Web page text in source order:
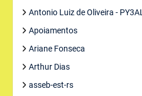
Antonio Luiz de Oliveira - PY3AL
Apoiamentos
Ariane Fonseca
Arthur Dias
asseb-est-rs